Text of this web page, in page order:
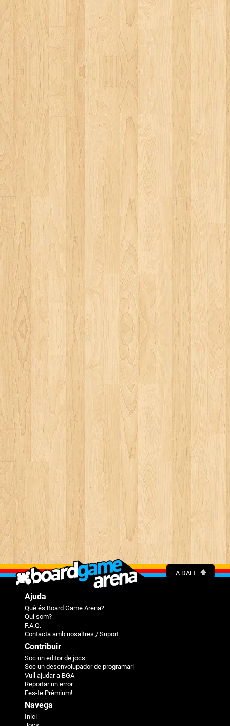
A DALT
Ajuda
Què és Board Game Arena?
Qui som?
F.A.Q.
Contacta amb nosaltres / Suport
Contribuir
Soc un editor de jocs
Soc un desenvolupador de programari
Vull ajudar a BGA
Reportar un error
Fes-te Prèmium!
Navega
Inici